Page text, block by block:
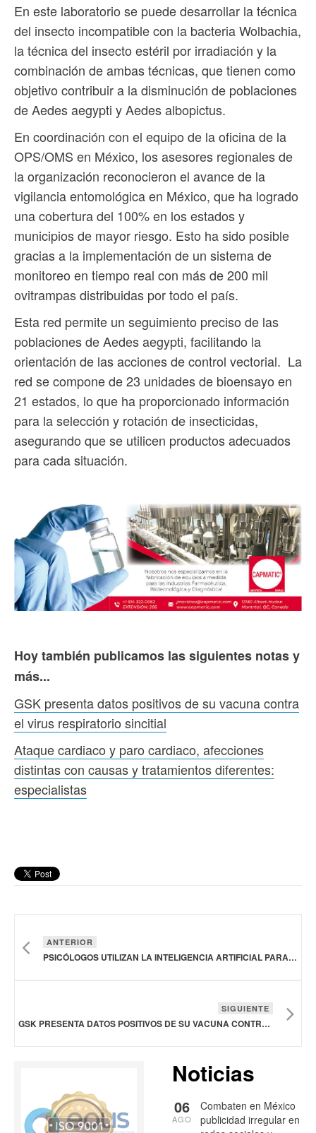
En este laboratorio se puede desarrollar la técnica
del insecto incompatible con la bacteria Wolbachia,
la técnica del insecto estéril por irradiación y la
combinación de ambas técnicas, que tienen como
objetivo contribuir a la disminución de poblaciones
de Aedes aegypti y Aedes albopictus.
En coordinación con el equipo de la oficina de la
OPS/OMS en México, los asesores regionales de
la organización reconocieron el avance de la
vigilancia entomológica en México, que ha logrado
una cobertura del 100% en los estados y
municipios de mayor riesgo. Esto ha sido posible
gracias a la implementación de un sistema de
monitoreo en tiempo real con más de 200 mil
ovitrampas distribuidas por todo el país.
Esta red permite un seguimiento preciso de las
poblaciones de Aedes aegypti, facilitando la
orientación de las acciones de control vectorial. La
red se compone de 23 unidades de bioensayo en
21 estados, lo que ha proporcionado información
para la selección y rotación de insecticidas,
asegurando que se utilicen productos adecuados
para cada situación.
Hoy también publicamos las siguientes notas y
más...
GSK presenta datos positivos de su vacuna contra
el virus respiratorio sincitial
Ataque cardiaco y paro cardiaco, afecciones
distintas con causas y tratamientos diferentes:
especialistas
ANTERIOR
PSICÓLOGOS UTILIZAN LA INTELIGENCIA ARTIFICIAL PARA PROMOVER LA SALUD MENTAL
SIGUIENTE
GSK PRESENTA DATOS POSITIVOS DE SU VACUNA CONTRA EL VIRUS RESPIRATORIO SINCITIAL
Noticias
Combaten en México
publicidad irregular en
06
AGO